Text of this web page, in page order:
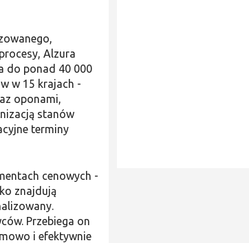
Alzura
do ponad 40 000
w 15 krajach -
oponami,
stanów
terminy
cenowych -
znajdują
Przebiega on
i efektywnie